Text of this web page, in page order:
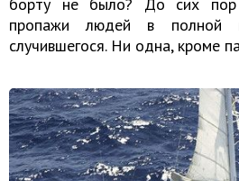
пропажи людей в полной
случившегося. Ни одна, кроме